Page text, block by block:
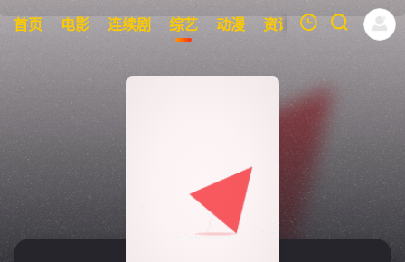
首页 电影 连续剧 综艺 动漫 资讯 明星 周表
暂无观看影片的记录